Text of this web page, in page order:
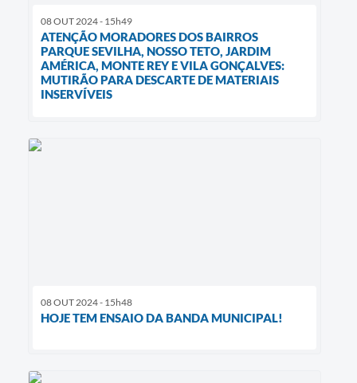
08 OUT 2024 - 15h49
ATENÇÃO MORADORES DOS BAIRROS
PARQUE SEVILHA, NOSSO TETO, JARDIM
AMÉRICA, MONTE REY E VILA GONÇALVES:
MUTIRÃO PARA DESCARTE DE MATERIAIS
INSERVÍVEIS
08 OUT 2024 - 15h48
HOJE TEM ENSAIO DA BANDA MUNICIPAL!